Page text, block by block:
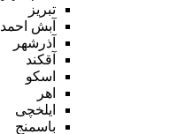
تبریز
آبش احمد
آذرشهر
آقکند
اسکو
اهر
ایلخچی
باسمنج